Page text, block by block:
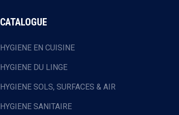
CATALOGUE
HYGIENE EN CUISINE
HYGIENE DU LINGE
HYGIENE SOLS, SURFACES & AIR
HYGIENE SANITAIRE